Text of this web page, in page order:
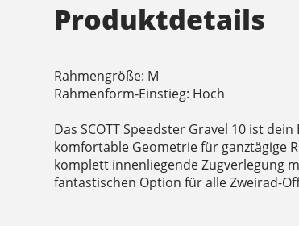
Produktdetails
Rahmengröße: M
Rahmenform-Einstieg: Hoch
Das SCOTT Speedster Gravel 10 ist
komfortable Geometrie für ganztägige
komplett innenliegende Zugverlegung
fantastischen Option für alle Zweirad-